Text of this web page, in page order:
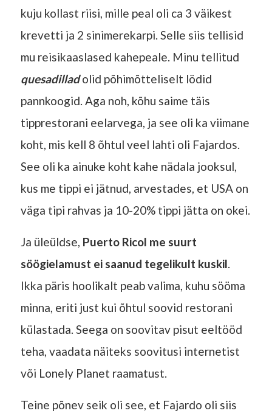
kuju kollast riisi, mille peal oli ca 3 väikest
krevetti ja 2 sinimerekarpi. Selle siis tellisid
mu reisikaaslased kahepeale. Minu tellitud
quesadilladolid põhimõtteliselt lödid
pannkoogid. Aga noh, kõhu saime täis
tipprestorani eelarvega, ja see oli ka viimane
koht, mis kell 8 õhtul veel lahti oli Fajardos.
See oli ka ainuke koht kahe nädala jooksul,
kus me tippi ei jätnud, arvestades, et USA on
väga tipi rahvas ja 10-20% tippi jätta on okei.
Ja üleüldse, Puerto Ricol me suurt
söögielamust ei saanud tegelikult kuskil.
Ikka päris hoolikalt peab valima, kuhu sööma
minna, eriti just kui õhtul soovid restorani
külastada. Seega on soovitav pisut eeltööd
teha, vaadata näiteks soovitusi internetist
või Lonely Planet raamatust.
Teine põnev seik oli see, et Fajardo oli siis